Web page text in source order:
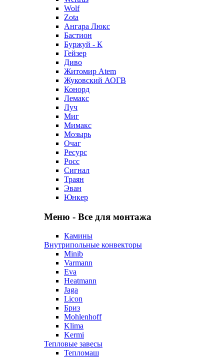
Wolf
Zota
Ангара Люкс
Бастион
Буржуй - К
Гейзер
Диво
Житомир Аtem
Жуковский АОГВ
Конорд
Лемакс
Луч
Миг
Мимакс
Мозырь
Очаг
Ресурс
Росс
Сигнал
Траян
Эван
Юнкер
Меню - Все для монтажа
Камины
Внутрипольные конвекторы
Minib
Varmann
Eva
Heatmann
Jaga
Licon
Бриз
Mohlenhoff
Klima
Kermi
Тепловые завесы
Тепломаш